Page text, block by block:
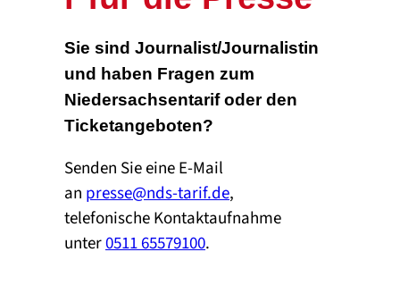
Sie sind Journalist/Journalistin
und haben Fragen zum
Niedersachsentarif oder den
Ticketangeboten?
Senden Sie eine E-Mail
an presse@nds-tarif.de,
telefonische Kontaktaufnahme
unter0511 65579100.